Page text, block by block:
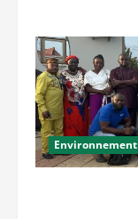
Environnement